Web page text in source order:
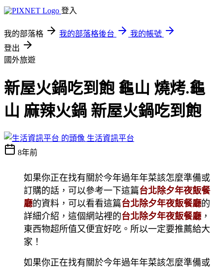
登入
我的部落格 我的部落格後台
我的帳號
登出
國外旅遊
新屋火鍋吃到飽 龜山 燒烤.龜
山 麻辣火鍋 新屋火鍋吃到飽
生活資訊平台
8年前
如果你正在找有關於今年過年年菜該怎麼準備或
訂購的話，可以參考一下這篇台北除夕年夜飯餐
廳的資料，可以看看這篇台北除夕年夜飯餐廳的
詳細介紹，這個網站裡的台北除夕年夜飯餐廳 ，
東西物超所值又便宜好吃。所以一定要推薦給大
家！
如果你正在找有關於今年過年年菜該怎麼準備或